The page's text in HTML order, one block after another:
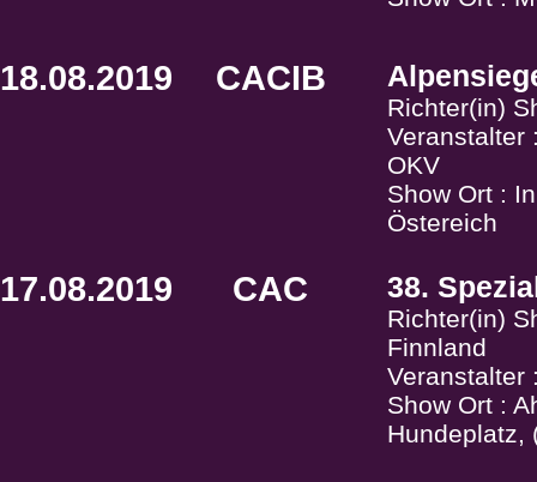
18.08.2019 CACIB
Richter(in)
Veranstalter
OKV
Show Ort :
Östereich
17.08.2019 CAC 38.
Richter(in)
Finnland
Veranstalter
Show Ort :
Hundeplatz,